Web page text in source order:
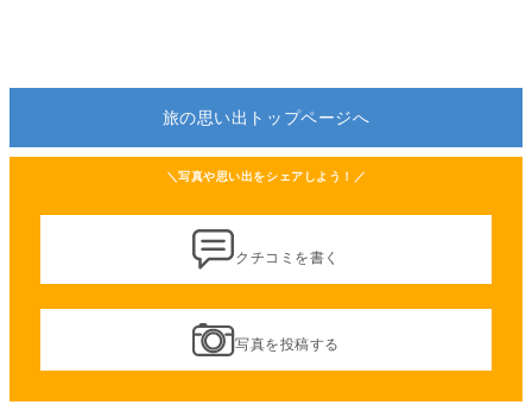
旅の思い出トップページへ
＼写真や思い出をシェアしよう！／
クチコミを書く
写真を投稿する